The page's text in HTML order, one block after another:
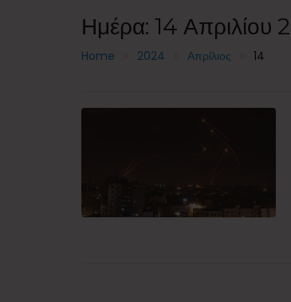
Ημέρα: 14 Απριλίου
Home 2024 Απρίλιος 14